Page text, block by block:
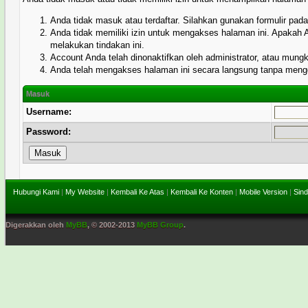
Anda tidak masuk atau terdaftar. Silahkan gunakan formulir
Anda tidak memiliki izin untuk mengakses halaman ini. Apakah
melakukan tindakan ini.
Account Anda telah dinonaktifkan oleh administrator, atau
Anda telah mengakses halaman ini secara langsung tanpa
Masuk
Username:
Password:
Hubungi Kami | My Website | Kembali Ke Atas | Kembali Ke Konten | Mobile Version |
Digerakkan oleh MyBB, © 2002-2013 MyBB Group.